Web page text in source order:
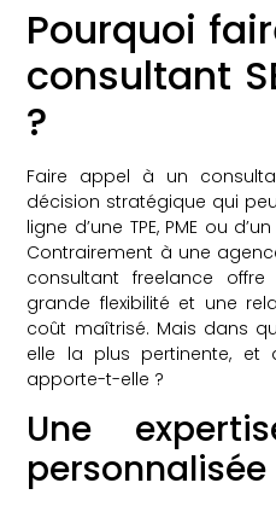
Pourquoi
consultant
?
Faire appel à un
décision stratégique qui
ligne d’une TPE, PME ou
Contrairement à une
consultant freelance
grande flexibilité et une
coût maîtrisé. Mais dans
elle la plus pertinente, et
apporte-t-elle ?
Une
personnalisée